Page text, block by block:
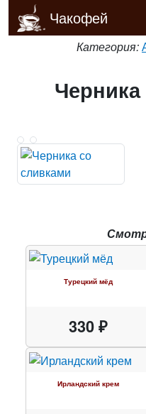
Чакофей
Категория:
Турецкий мёд
330 ₽
Ирландский крем